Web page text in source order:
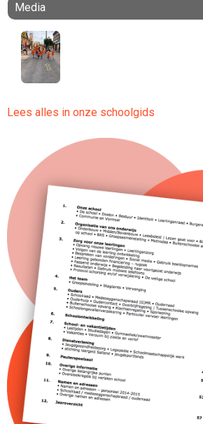
Media
Lees alles in onze schoolgids